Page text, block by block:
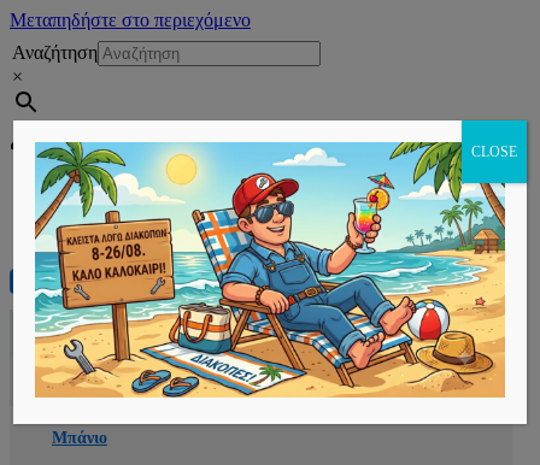
Μεταπηδήστε στο περιεχόμενο
Αναζήτηση
×
Εγγραφή
Αρχική
E-shop
Μπάνιο
CLOSE